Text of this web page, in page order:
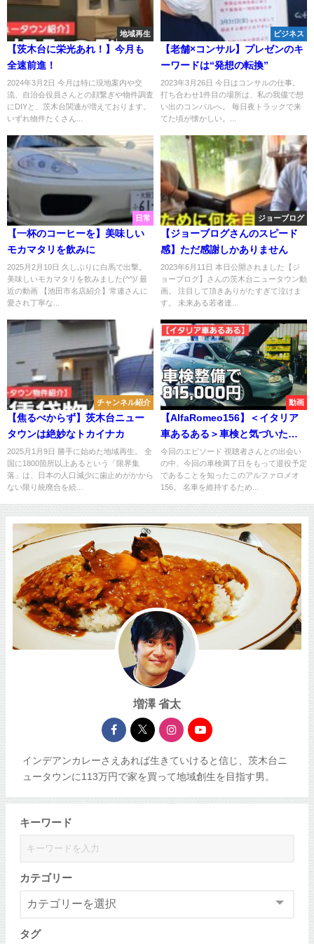
地域再生
【茨木台に栄光あれ！】今月も
全速前進！
2024年3月2日 今月は特に現地案内や交
流、自治会役員さんとの顔繋ぎや物件調査
にDIYと、茨木台関連が増えております。
いずれ物件たくさん...
ビジネス
【老舗×コンサル】プレゼンのキ
ーワードは“発想の転換”
2023年3月26日 今日はコンサルの仕事。
打ち合わせ1件目の場所は、私の我儘で想
い出のコンパルへ。 毎日夜トラックで来
てた頃が懐かしい。...
日常
【一杯のコーヒーを】美味しい
モカマタリを飲みに
2025月2月10日 久しぶりに白馬で出撃。
美味しいモカマタリを飲みました(^^)/ 最
近の動画 【池田市名店紹介】常連さんに
愛され丁寧な...
ジョーブログ
【ジョーブログさんのスピード
感】ただ感謝しかありません
2023年6月11日 本日公開されました【ジ
ョーブログ】さんの茨木台ニュータウン動
画。 注目して頂きありがたすぎて泣けま
す。 未来ある若者達...
チャンネル紹介
【焦るべからず】茨木台ニュー
タウンは絶妙なトカイナカ
2025月1月9日 勝手に始めた地域再生。 全
国に1800箇所以上あるという「限界集
落」は、日本の人口減少に歯止めがかから
ない限り統廃合を続...
動画
【AlfaRomeo156】＜イタリア
車あるある＞車検と気づいた修
理箇所を全部直してとお願いし
たらとんでもない金額の見積書
がきた件！
今回のエピソード 視聴者さんとの出会い
の中、今回の車検満了日をもって退役予定
であることを知ったこのアルファロメオ
156。 名車を維持するため...
増澤 省太
インデアンカレーさえあれば生きていけると信じ、茨木台ニ
ュータウンに113万円で家を買って地域創生を目指す男。
キーワード
カテゴリー
タグ